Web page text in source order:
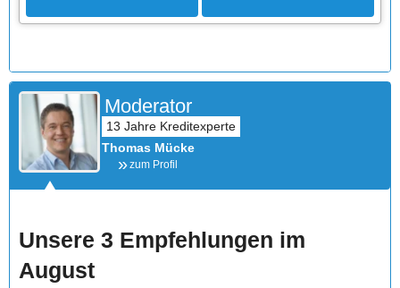
Moderator
Thomas Mücke
zum Profil
Unsere 3 Empfehlungen im
August